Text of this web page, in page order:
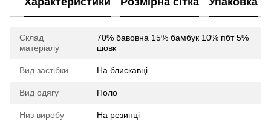
Склад
матеріалу
70% бавовна 15% бамбук 10% пбт 5%
шовк
Вид застібки На блискавці
Вид одягу Поло
Низ виробу На резинці